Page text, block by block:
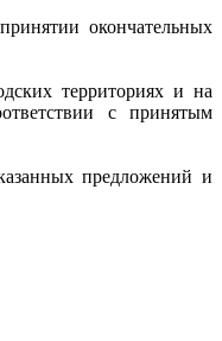
окончательных
территориях и на
с принятым
предложений и